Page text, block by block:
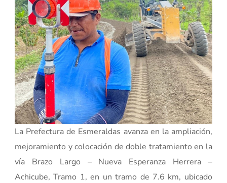
La Prefectura de Esmeraldas avanza en la ampliación,
mejoramiento y colocación de doble tratamiento en la
vía Brazo Largo – Nueva Esperanza Herrera –
Achicube, Tramo 1, en un tramo de 7.6 km, ubicado